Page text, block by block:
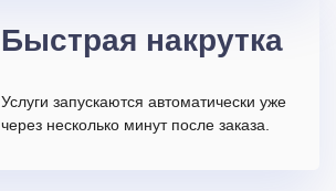
Быстрая накрутка
Услуги запускаются автоматически уже
через несколько минут после заказа.